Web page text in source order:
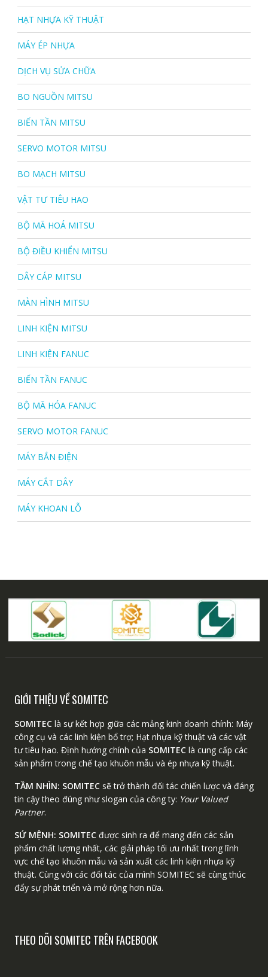
HẠT NHỰA KỸ THUẬT
MÁY ÉP NHỰA
DỊCH VỤ SỬA CHỮA
BO NGUỒN MITSU
BIẾN TẦN MITSU
SERVO MOTOR MITSU
BO MẠCH MITSU
VẬT TƯ TIÊU HAO
BỘ MÃ HOÁ MITSU
BỘ ĐIỀU KHIỂN MITSU
DÂY CÁP MITSU
MÀN HÌNH MITSU
LINH KIỆN MITSU
LINH KIỆN FANUC
BIẾN TẦN FANUC
BỘ MÃ HÓA FANUC
SERVO MOTOR FANUC
MÁY BẮN ĐIỆN
MÁY CẮT DÂY
MÁY KHOAN LỖ
GIỚI THIỆU VỀ SOMITEC
SOMITEClà sự kết hợp giữa các mảng kinh doanh chính: Máy
công cụ và các linh kiện bổ trợ; Hạt nhựa kỹ thuật và các vật
tư tiêu hao. Định hướng chính của SOMITEClà cung cấp các
sản phẩm trong chế tạo khuôn mẫu và ép nhựa kỹ thuật.
TẦM NHÌN: SOMITECsẽ trở thành đối tác chiến lược và đáng
tin cậy theo đúng như slogan của công ty: Your Valued
Partner.
SỨ MỆNH: SOMITECđược sinh ra để mang đến các sản
phẩm chất lượng nhất, các giải pháp tối ưu nhất trong lĩnh
vực chế tạo khuôn mẫu và sản xuất các linh kiện nhựa kỹ
thuật. Cùng với các đối tác của mình SOMITEC sẽ cùng thúc
đẩy sự phát triển và mở rộng hơn nữa.
THEO DÕI SOMITEC TRÊN FACEBOOK